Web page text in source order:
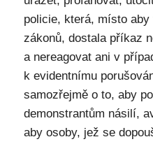
policie, která, místo
zákonů, dostala příkaz
a nereagovat ani v
k evidentnímu
samozřejmě o to, aby
demonstrantům násilí,
aby osoby, jež se